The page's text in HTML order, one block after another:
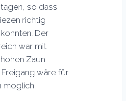
so dass
richtig
Der
war mit
Zaun
wäre für
möglich.